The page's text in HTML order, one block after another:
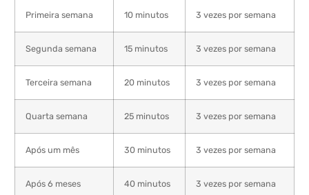
Primeira semana 10 minutos 3 vezes por semana
Segunda semana 15 minutos 3 vezes por semana
Terceira semana 20 minutos 3 vezes por semana
Quarta semana 25 minutos 3 vezes por semana
Após um mês 30 minutos 3 vezes por semana
Após 6 meses 40 minutos 3 vezes por semana